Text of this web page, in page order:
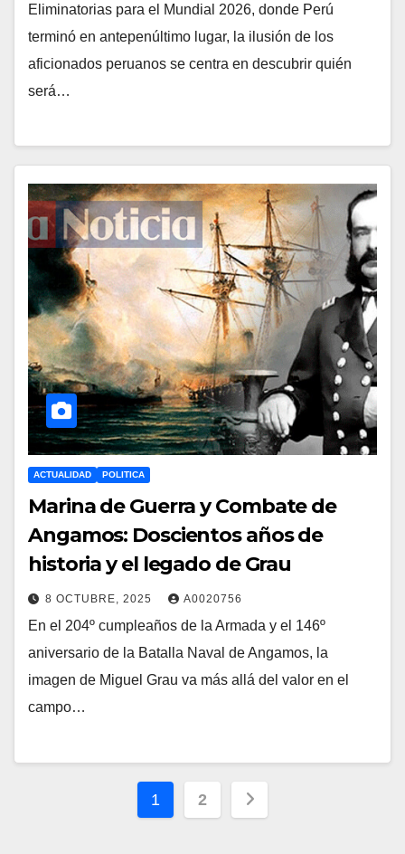
Eliminatorias para el Mundial 2026, donde Perú
terminó en antepenúltimo lugar, la ilusión de los
aficionados peruanos se centra en descubrir quién
será…
ACTUALIDAD POLITICA
Marina de Guerra y Combate de
Angamos: Doscientos años de
historia y el legado de Grau
8 OCTUBRE, 2025 A0020756
En el 204º cumpleaños de la Armada y el 146º
aniversario de la Batalla Naval de Angamos, la
imagen de Miguel Grau va más allá del valor en el
campo…
Paginación
1 2